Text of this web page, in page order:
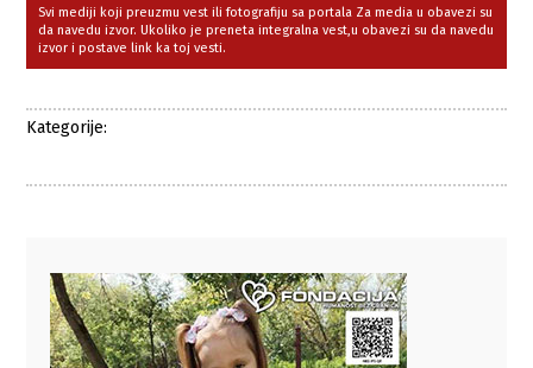
Svi mediji koji preuzmu vest ili fotografiju sa portala Za media u obavezi su
da navedu izvor. Ukoliko je preneta integralna vest,u obavezi su da navedu
izvor i postave link ka toj vesti.
Kategorije: